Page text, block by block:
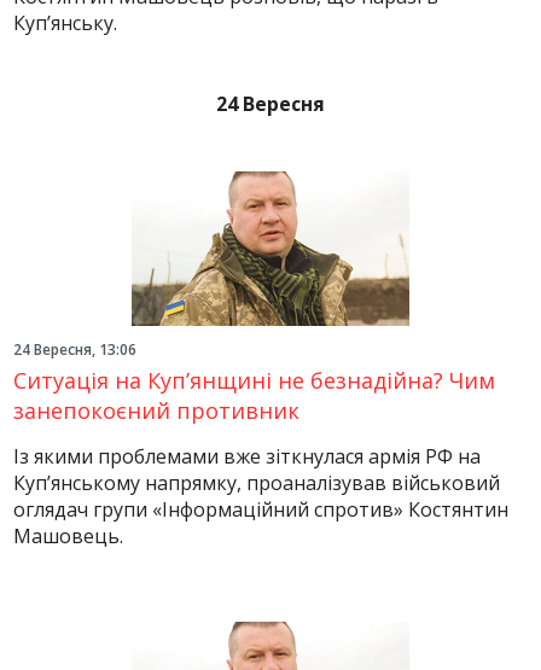
Куп’янську.
24 Вересня
24 Вересня, 13:06
Ситуація на Куп’янщині не безнадійна? Чим
занепокоєний противник
Із якими проблемами вже зіткнулася армія РФ на
Куп’янському напрямку, проаналізував військовий
оглядач групи «Інформаційний спротив» Костянтин
Машовець.